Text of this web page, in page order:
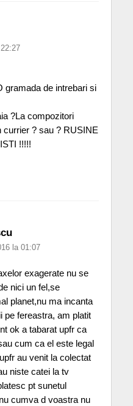
gramada de intrebari si
?La compozitori
currier ? sau ? RUSINE
!!!!!
la 01:07
exagerate nu se
nici un fel,se
planet,nu ma incanta
pe fereastra, am platit
ok a tabarat upfr ca
cum ca el este legal
au venit la colectat
niste catei la tv
pt sunetul
cumva d voastra nu